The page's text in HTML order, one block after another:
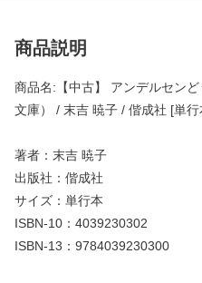
商品説明
商品名:【中古】 アンデルセン
文庫） / 末吉 暁子 / 偕成社 [単行
著者：末吉 暁子
出版社：偕成社
サイズ：単行本
ISBN-10：4039230302
ISBN-13：9784039230300